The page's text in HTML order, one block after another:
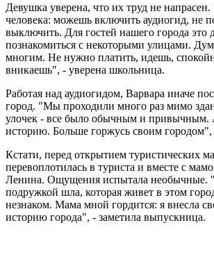
Девушка уверена, что их труд не
человека: можешь включить аудиогид, не
выключить. Для гостей нашего города это
познакомиться с некоторыми улицами.
многим. Не нужно платить, идешь,
вникаешь", - уверена школьница.
Работая над аудиогидом, Варвара иначе
город. "Мы проходили много раз мимо
улочек - все было обычным и привычным.
историю. Больше горжусь своим городом",
Кстати, перед открытием туристических
перевоплотилась в туриста и вместе с
Ленина. Ощущения испытала необычные.
подружкой шла, которая живет в этом
незнаком. Мама мной гордится: я внесла
историю города", - заметила выпускница.